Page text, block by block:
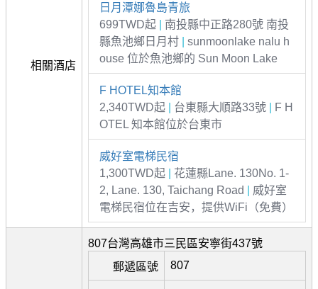
相關酒店
日月潭娜魯島青旅
699TWD起
南投縣中正路280號 南投
縣魚池鄉日月村
sunmoonlake nalu h
ouse 位於魚池鄉的 Sun Moon Lake
F HOTEL知本館
2,340TWD起
台東縣大順路33號
F H
OTEL 知本館位於台東市
威好室電梯民宿
1,300TWD起
花蓮縣Lane. 130No. 1-
2, Lane. 130, Taichang Road
威好室
電梯民宿位在吉安，提供WiFi（免費）
807台灣高雄市三民區安寧街437號
郵遞區號
807